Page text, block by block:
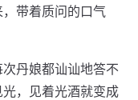
带着质问的口气
丹娘都讪讪地答不
，见着光酒就变成